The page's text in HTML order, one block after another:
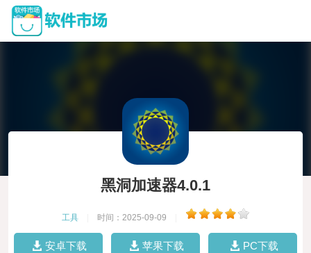
黑洞加速器4.0.1
工具 时间：2025-09-09
安卓下载 苹果下载 PC下载